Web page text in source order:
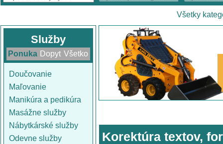
Všetky
Služby
Ponuka Dopyt Všetko
Doučovanie
Maľovanie
Manikúra a pedikúra
Masážne služby
Nábytkárské služby
Odevne služby
Korektúra textov,